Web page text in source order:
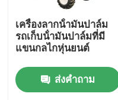
การควบคุมคุณภาพ
ข่าว
เครื่องลากน้ํามันปาล์ม
รถเก็บน้ํามันปาล์มที่มี
แขนกลไกหุ่นยนต์
ส่งคำถาม